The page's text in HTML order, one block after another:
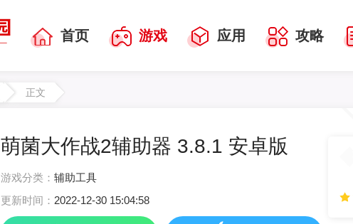
首页 游戏 应用 攻略
正文
萌菌大作战2辅助器 3.8.1 安卓版
游戏分类： 辅助工具
更新时间： 2022-12-30 15:04:58